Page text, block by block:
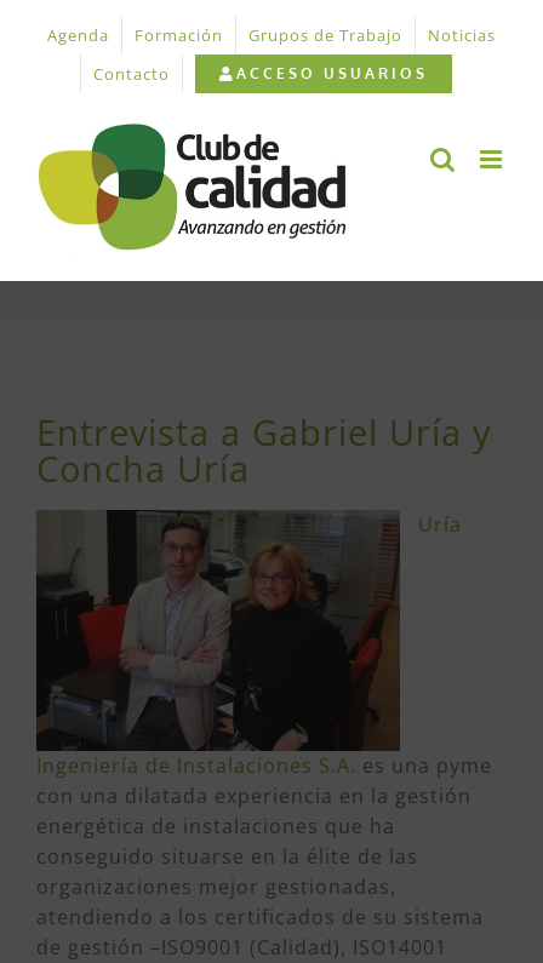
contenido
Agenda Formación Grupos de Trabajo
Noticias
Contacto
ACCESO USUARIOS
imagen
más
grande
Entrevista a Gabriel Uría y
Concha Uría
Uría
Ingeniería de Instalaciones S.A. es una pyme
con una dilatada experiencia en la gestión
energética de instalaciones que ha
conseguido situarse en la élite de las
organizaciones mejor gestionadas,
atendiendo a los certificados de su sistema
de gestión –ISO9001 (Calidad), ISO14001